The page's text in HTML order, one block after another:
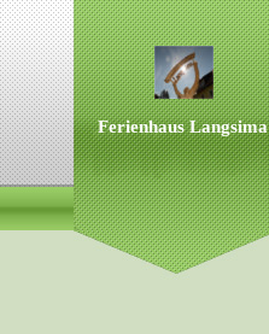
Ferienhaus Langsima